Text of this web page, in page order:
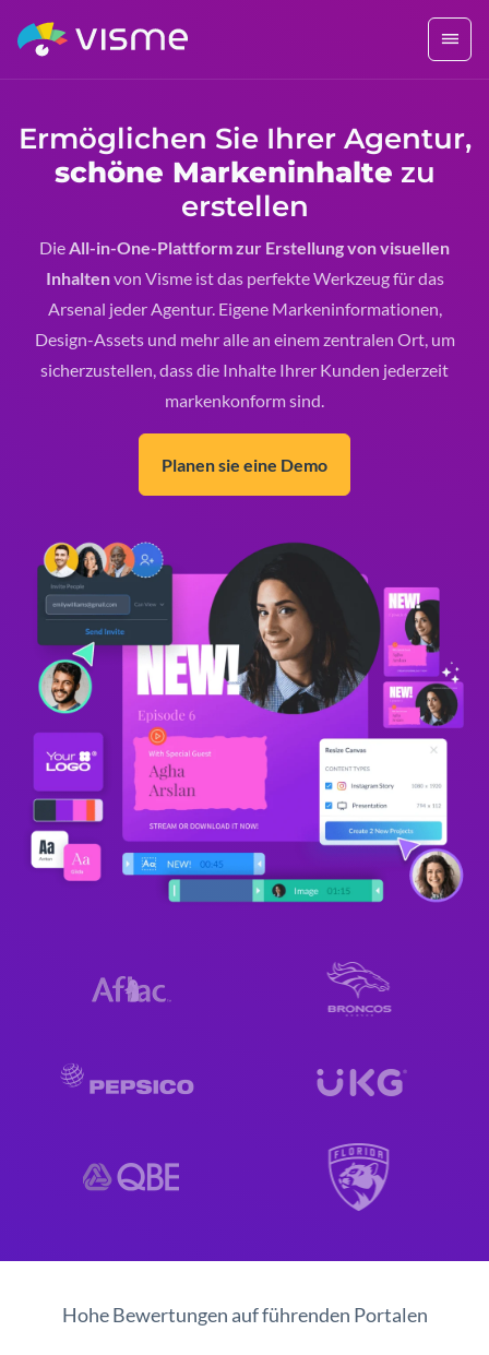
Ermöglichen Sie Ihrer Agentur,
schöne Markeninhalte zu
erstellen
DieAll-in-One-Plattform zur Erstellung von visuellen
Inhaltenvon Visme ist das perfekte Werkzeug für das
Arsenal jeder Agentur. Eigene Markeninformationen,
Design-Assets und mehr alle an einem zentralen Ort, um
sicherzustellen, dass die Inhalte Ihrer Kunden jederzeit
markenkonform sind.
Planen sie eine Demo
Hohe Bewertungen auf führenden Portalen